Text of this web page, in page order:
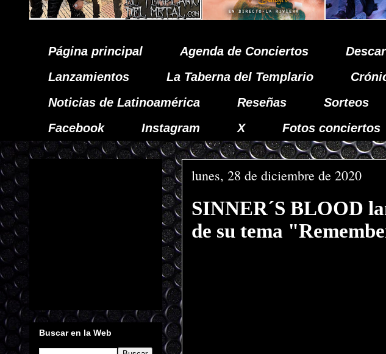
Página principal Agenda de Conciertos
Lanzamientos
La Taberna del Templario
Noticias de Latinoamérica
Reseñas Sorteos
Facebook
Instagram X Fotos conciertos
lunes, 28 de diciembre de 2020
SINNER´S BLOOD
de su tema
Buscar en la Web